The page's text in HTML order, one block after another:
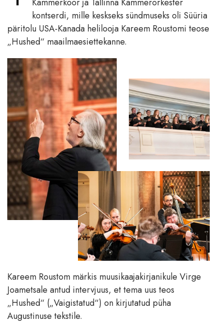
kontserdi, mille keskseks sündmuseks oli Süüria
päritolu USA-Kanada helilooja Kareem Roustomi teose
„Hushed“ maailmaesiettekanne.
Kareem Roustom märkis muusikaajakirjanikule Virge
Joametsale antud intervjuus, et tema uus teos
„Hushed“ („Vaigistatud“) on kirjutatud püha
Augustinuse tekstile.